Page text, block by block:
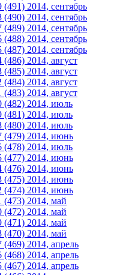
2014, сентябрь
2014, сентябрь
2014, сентябрь
2014, сентябрь
2014, сентябрь
2014, август
2014, август
2014, август
2014, август
(482) 2014, июль
(481) 2014, июль
(480) 2014, июль
(479) 2014, июнь
(478) 2014, июль
(477) 2014, июнь
(476) 2014, июнь
(475) 2014, июнь
(474) 2014, июнь
(473) 2014, май
(472) 2014, май
(471) 2014, май
(470) 2014, май
2014, апрель
2014, апрель
2014, апрель